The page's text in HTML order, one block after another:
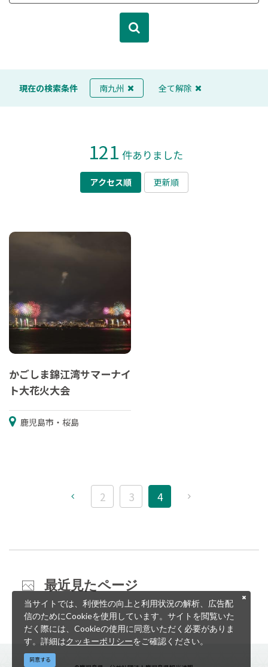
現在の検索条件 南九州 全て解除
121 件ありました
アクセス順 更新順
かごしま錦江湾サマーナイ
ト大花火大会
鹿児島市・桜島
2 3 4
最近見たページ
当サイトでは、利便性の向上と利用状況の解析、広告配
信のためにCookieを使用しています。サイトを閲覧いた
だく際には、Cookieの使用に同意いただく必要がありま
す。詳細はクッキーポリシーをご確認ください。
同意する